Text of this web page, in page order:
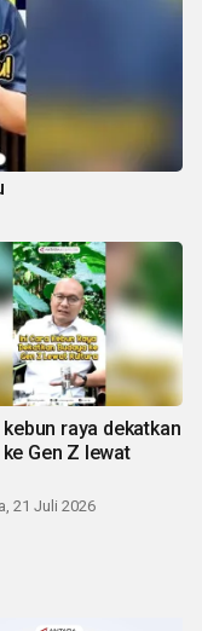
kebun raya dekatkan
Gen Z lewat
21 Juli 2026